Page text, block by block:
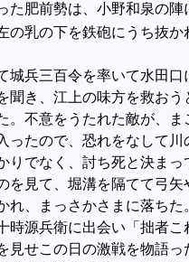
肥前勢は、小野和泉の
乳の下を鉄砲にうち抜か
兵三百令を率いて水田
聞き、江上の味方を救お
。不意をうたれた敵が、
ったので、恐れをなして
でなく、討ち死と決ま
見て、堀溝を隔てて弓
、まっさかさまに落ち
時源兵衛に出会い「拙者
見せこの日の激戦を物語